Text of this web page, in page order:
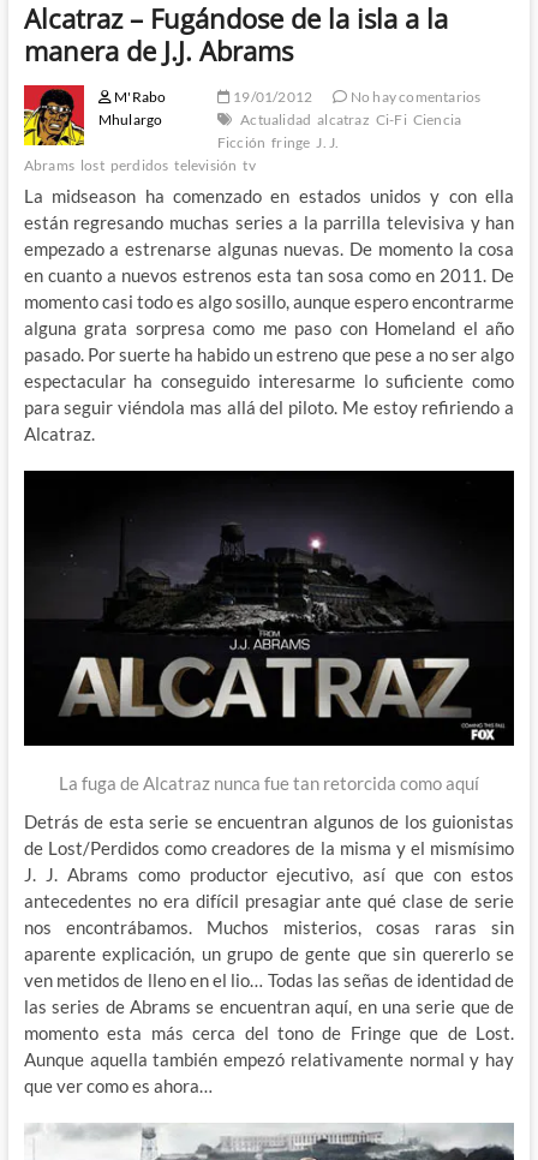
Alcatraz – Fugándose de la isla a la
manera de J.J. Abrams
M'Rabo
Mhulargo
19/01/2012
No hay comentarios
Actualidad alcatraz Ci-Fi Ciencia
Ficción fringe J. J.
Abrams lost perdidos televisión tv
La midseason ha comenzado en estados unidos y con ella
están regresando muchas series a la parrilla televisiva y han
empezado a estrenarse algunas nuevas. De momento la cosa
en cuanto a nuevos estrenos esta tan sosa como en 2011. De
momento casi todo es algo sosillo, aunque espero encontrarme
alguna grata sorpresa como me paso con Homeland el año
pasado. Por suerte ha habido un estreno que pese a no ser algo
espectacular ha conseguido interesarme lo suficiente como
para seguir viéndola mas allá del piloto. Me estoy refiriendo a
Alcatraz.
La fuga de Alcatraz nunca fue tan retorcida como aquí
Detrás de esta serie se encuentran algunos de los guionistas
de Lost/Perdidos como creadores de la misma y el mismísimo
J. J. Abrams como productor ejecutivo, así que con estos
antecedentes no era difícil presagiar ante qué clase de serie
nos encontrábamos. Muchos misterios, cosas raras sin
aparente explicación, un grupo de gente que sin quererlo se
ven metidos de lleno en el lio… Todas las señas de identidad de
las series de Abrams se encuentran aquí, en una serie que de
momento esta más cerca del tono de Fringe que de Lost.
Aunque aquella también empezó relativamente normal y hay
que ver como es ahora…